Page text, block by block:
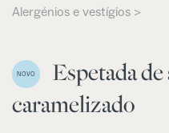
Alergénios e vestígios >
NOVO
Espetada de
caramelizado